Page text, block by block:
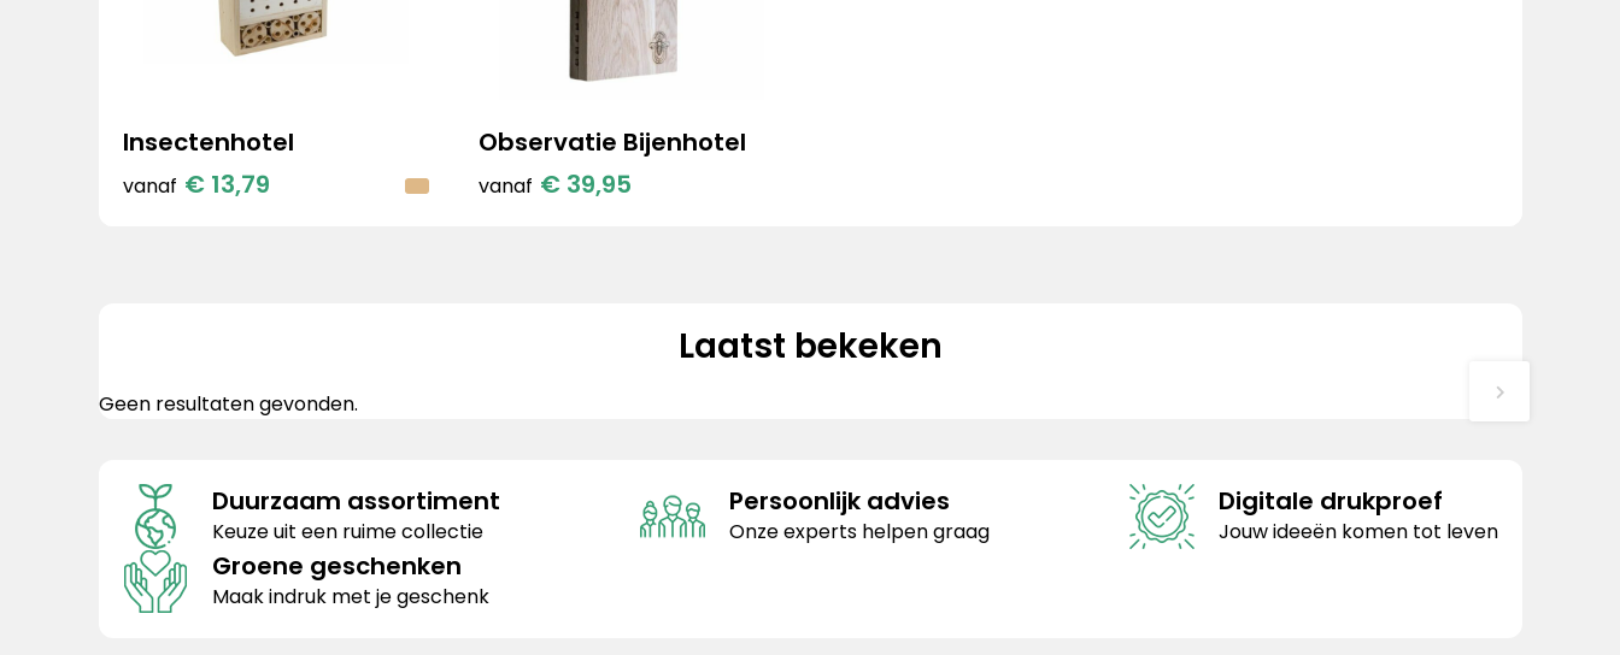
Insectenhotel
vanaf € 13,79
Observatie Bijenhotel
vanaf € 39,95
Laatst bekeken
Geen resultaten gevonden.
Duurzaam assortiment
Keuze uit een ruime collectie
Persoonlijk advies
Onze experts helpen graag
Digitale drukproef
Jouw ideeën komen tot leven
Groene geschenken
Maak indruk met je geschenk